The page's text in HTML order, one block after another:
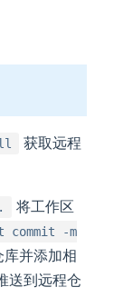
获取远程
将工作区
commit -m
并添加相
送到远程仓